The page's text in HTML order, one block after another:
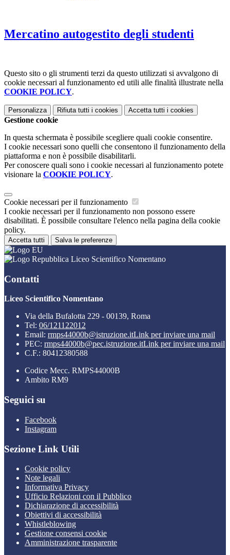
Mercatino autogestito degli studenti
Questo sito o gli strumenti terzi da questo utilizzati si avvalgono di
cookie necessari al funzionamento ed utili alle finalità illustrate nella
COOKIE POLICY.
Personalizza Rifiuta tutti i cookies Accetta tutti i cookies
Gestione cookie
In questa schermata è possibile scegliere quali cookie consentire.
I cookie necessari sono quelli che consentono il funzionamento della
piattaforma e non è possibile disabilitarli.
Per conoscere quali sono i cookie necessari al funzionamento potete
visionare la COOKIE POLICY.
Cookie necessari per il funzionamento
I cookie necessari per il funzionamento non possono essere
disabilitati. È possibile consultare l'elenco nella pagina della cookie
policy.
Accetta tutti Salva le preferenze
Liceo Scientifico Nomentano
Contatti
Liceo Scientifico Nomentano
Via della Bufalotta 229 - 00139, Roma
Tel: 06/121122012
Email: rmps44000b@istruzione.itLink per inviare una mail
PEC: rmps44000b@pec.istruzione.itLink per inviare una mail
C.F.: 80412380588
Codice Mecc. RMPS44000B
Ambito RM9
Seguici su
Facebook
Instagram
Sezione Link Utili
Cookie policy
Note legali
Informativa Privacy
Ufficio Relazioni con il Pubblico
Dichiarazione di accessibilità
Obiettivi di accessibilità
Whistleblowing
Gestione consensi cookie
Amministrazione trasparente